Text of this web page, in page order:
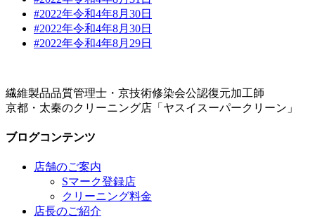
#2022年令和4年8月30日
#2022年令和4年8月30日
#2022年令和4年8月29日
繊維製品品質管理士・京技術修染会公認復元加工師
京都・太秦のクリーニング店「ヤスイスーパークリーン」
ブログコンテンツ
店舗のご案内
Sマーク登録店
クリーニング料金
店長のご紹介